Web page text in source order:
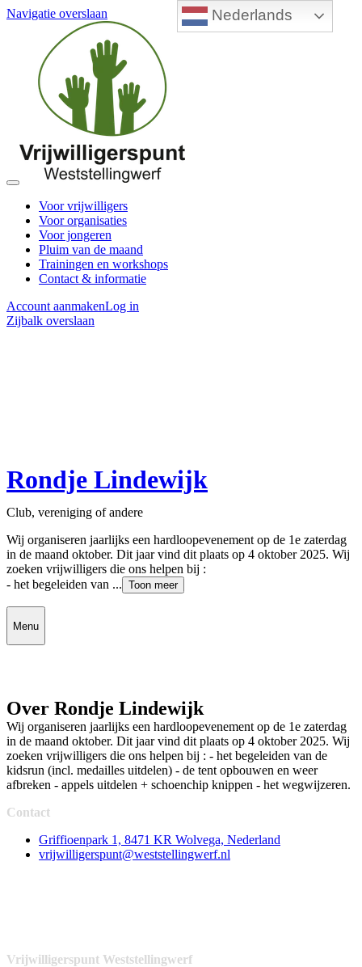
Nederlands
Navigatie overslaan
Voor vrijwilligers
Voor organisaties
Voor jongeren
Pluim van de maand
Trainingen en workshops
Contact & informatie
Account aanmakenLog in
Zijbalk overslaan
Rondje Lindewijk
Club, vereniging of andere
Wij organiseren jaarlijks een hardloopevenement op de 1e zaterdag
in de maand oktober. Dit jaar vind dit plaats op 4 oktober 2025. Wij
zoeken vrijwilligers die ons helpen bij :
- het begeleiden van ... Toon meer
Menu
Over Rondje Lindewijk
Wij organiseren jaarlijks een hardloopevenement op de 1e zaterdag
in de maand oktober. Dit jaar vind dit plaats op 4 oktober 2025. Wij
zoeken vrijwilligers die ons helpen bij : - het begeleiden van de
kidsrun (incl. medailles uitdelen) - de tent opbouwen en weer
afbreken - appels uitdelen + schoenchip knippen - het wegwijzeren.
Contact
Griffioenpark 1, 8471 KR Wolvega, Nederland
vrijwilligerspunt@weststellingwerf.nl
Vrijwilligerspunt Weststellingwerf